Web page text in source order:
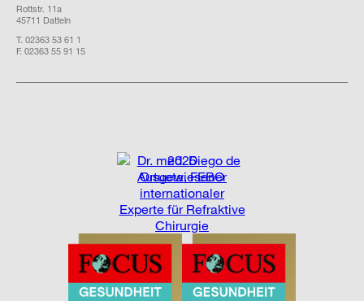
Rottstr. 11a
45711 Datteln
T. 02363 53 61 1
F. 02363 55 91 15
2025
Ausgewiesener
internationaler
Experte für Refraktive
Chirurgie